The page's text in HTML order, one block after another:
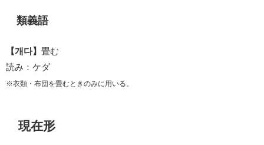
類義語
【개다】 畳む
読み：ケダ
※衣類・布団を畳むときのみに用いる。
現在形